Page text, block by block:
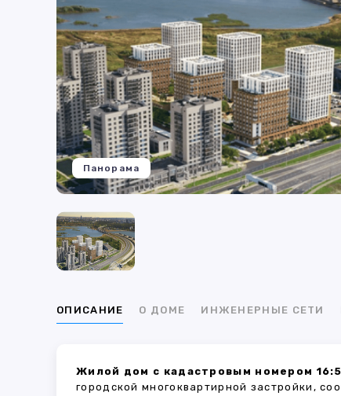
Панорама
ОПИСАНИЕ О ДОМЕ ИНЖЕНЕРНЫЕ СЕТИ
Жилой дом с кадастровым номером
городской многоквартирной застройки,